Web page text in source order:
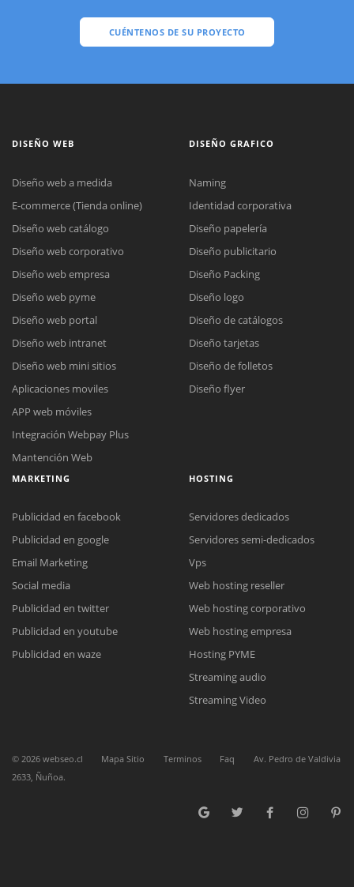
CUÉNTENOS DE SU PROYECTO
Reunión online
Nuestros ejecutivos le enviarán un correo electrónico con el enlace a
Meet para la reunión online.
Cotización
Complete el formulario y nos contactaremos a la brevedad.
Chat Online
para enviarnos un correo electrónico con sus datos personales.
DISEÑO WEB
Diseño web a medida
E-commerce (Tienda online)
Diseño web catálogo
Diseño web corporativo
Diseño web empresa
Diseño web pyme
Diseño web portal
Diseño web intranet
Diseño web mini sitios
Aplicaciones moviles
APP web móviles
Integración Webpay Plus
Mantención Web
DISEÑO GRAFICO
Naming
Identidad corporativa
Diseño papelería
Diseño publicitario
Diseño Packing
Diseño logo
Diseño de catálogos
Diseño tarjetas
Diseño de folletos
Diseño flyer
MARKETING
Publicidad en facebook
Publicidad en google
Email Marketing
Social media
Publicidad en twitter
Publicidad en youtube
Publicidad en waze
HOSTING
Servidores dedicados
Servidores semi-dedicados
Vps
Web hosting reseller
Web hosting corporativo
Web hosting empresa
Hosting PYME
Streaming audio
Streaming Video
© 2026 webseo.cl Mapa Sitio Terminos Faq
Av. Pedro de Valdivia
2633, Ñuñoa.